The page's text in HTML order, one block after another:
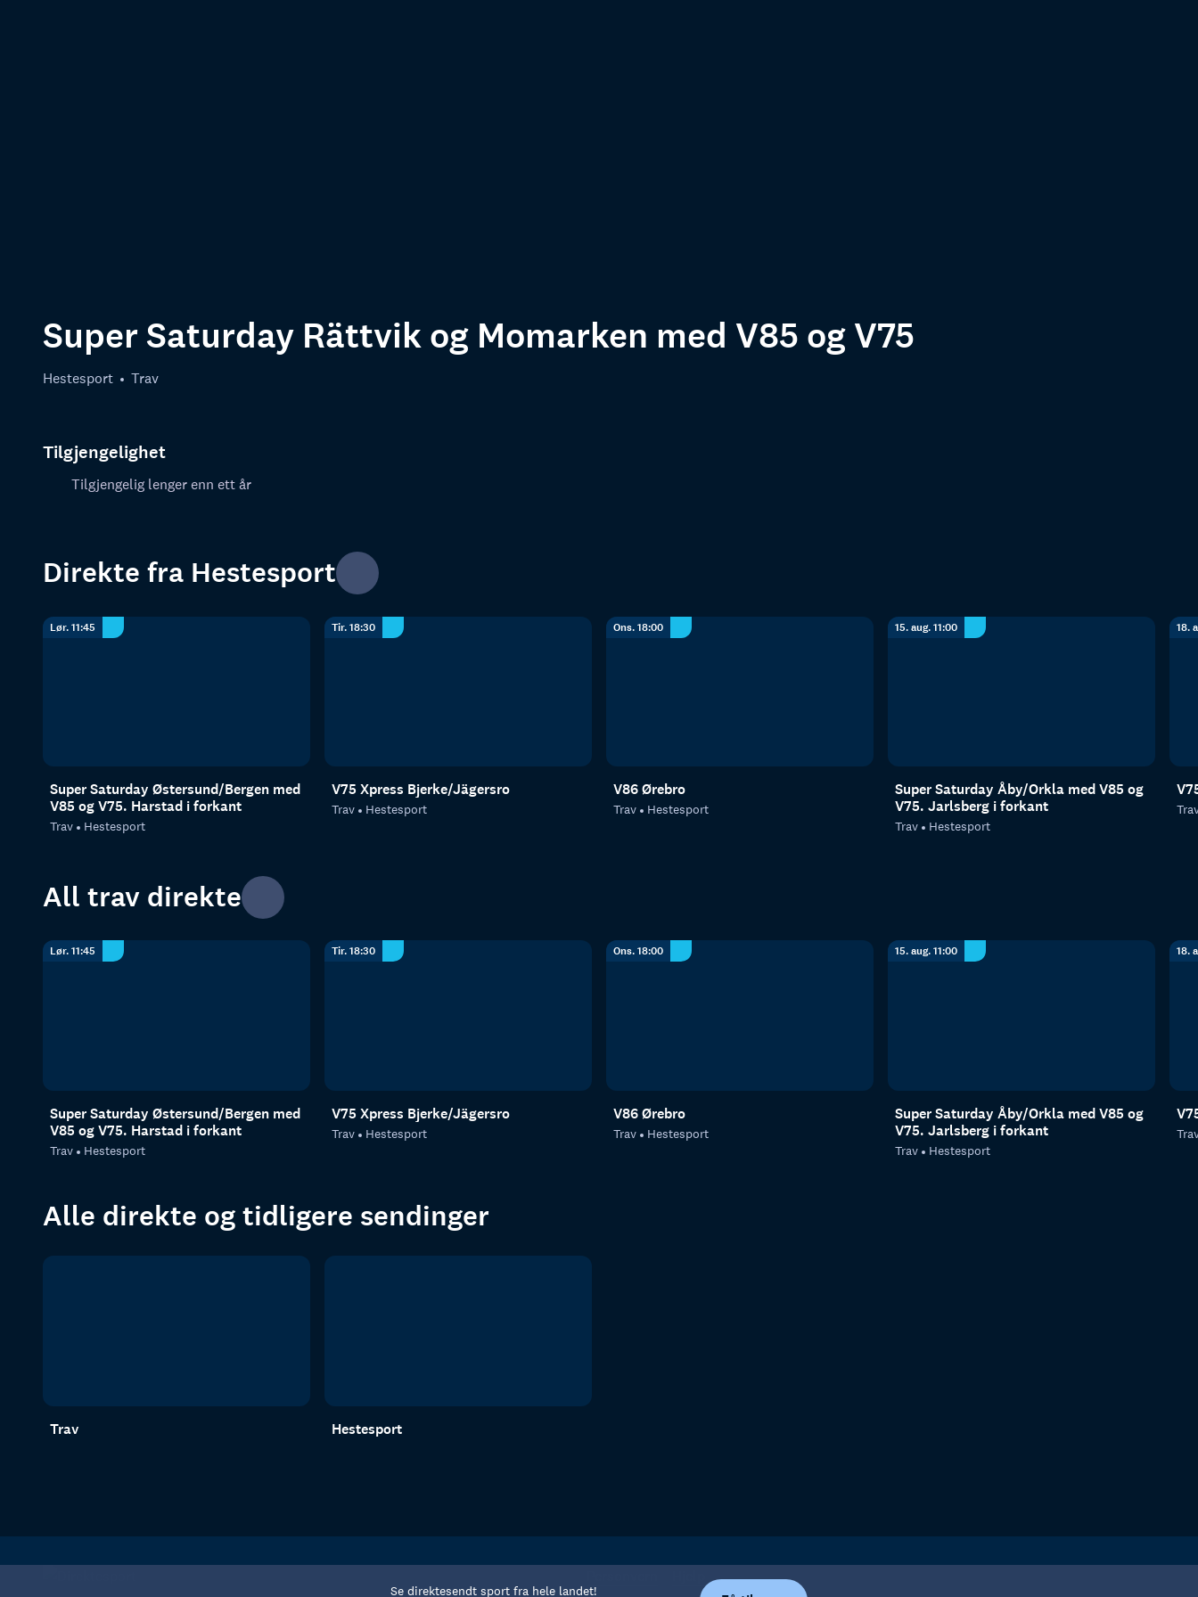
Se direktesendt sport fra hele landet!
Super Saturday Rättvik og Momarken med V85 og V75
Hestesport Trav
Tilgjengelighet
Tilgjengelig lenger enn ett år
Direkte fra Hestesport
Lør. 11:45
Super Saturday Østersund/Bergen med
V85 og V75. Harstad i forkant
Trav Hestesport
Tir. 18:30
V75 Xpress Bjerke/Jägersro
Trav Hestesport
Ons. 18:00
V86 Ørebro
Trav Hestesport
15. aug. 11:00
Super Saturday Åby/Orkla med V85 og
V75. Jarlsberg i forkant
Trav Hestesport
18.
All trav direkte
Lør. 11:45
Super Saturday Østersund/Bergen med
V85 og V75. Harstad i forkant
Trav Hestesport
Tir. 18:30
V75 Xpress Bjerke/Jägersro
Trav Hestesport
Ons. 18:00
V86 Ørebro
Trav Hestesport
15. aug. 11:00
Super Saturday Åby/Orkla med V85 og
V75. Jarlsberg i forkant
Trav Hestesport
18.
Alle direkte og tidligere sendinger
Trav Hestesport